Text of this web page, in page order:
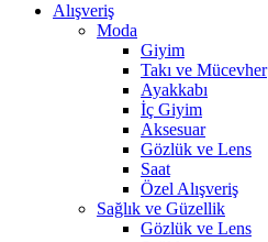
Alışveriş
Moda
Giyim
Takı ve Mücevher
Ayakkabı
İç Giyim
Aksesuar
Gözlük ve Lens
Saat
Özel Alışveriş
Sağlık ve Güzellik
Gözlük ve Lens